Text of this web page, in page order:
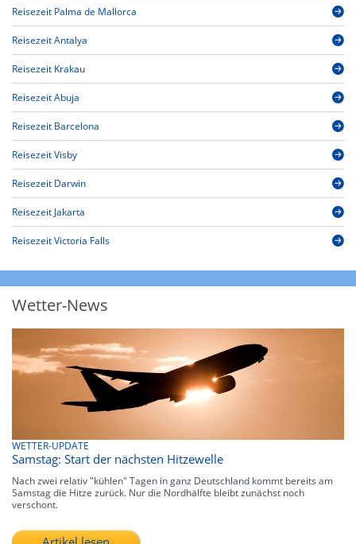
Reisezeit Palma de Mallorca
Reisezeit Antalya
Reisezeit Krakau
Reisezeit Abuja
Reisezeit Barcelona
Reisezeit Visby
Reisezeit Darwin
Reisezeit Jakarta
Reisezeit Victoria Falls
Wetter-News
WETTER-UPDATE
Samstag: Start der nächsten Hitzewelle
Nach zwei relativ "kühlen" Tagen in ganz Deutschland kommt bereits am
Samstag die Hitze zurück. Nur die Nordhälfte bleibt zunächst noch
verschont.